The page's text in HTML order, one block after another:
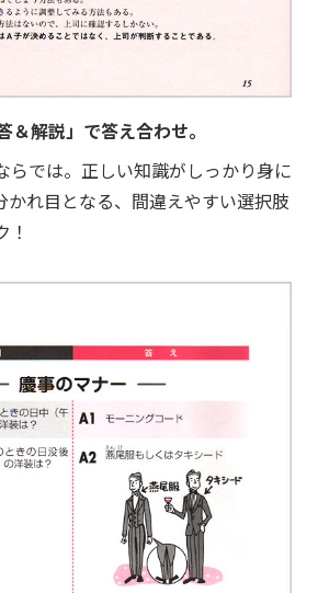
解説」で答え合わせ。
らでは。正しい知識がしっかり身に
かれ目となる、間違えやすい選択肢